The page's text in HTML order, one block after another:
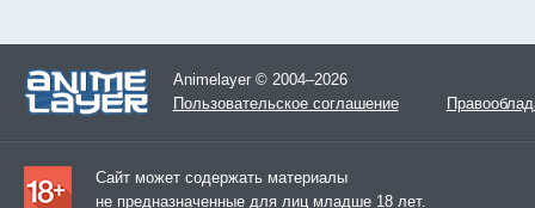
Animelayer © 2004–2026
Пользовательское соглашение
Сайт может содержать материалы
не предназначенные для лиц младше 18 лет.